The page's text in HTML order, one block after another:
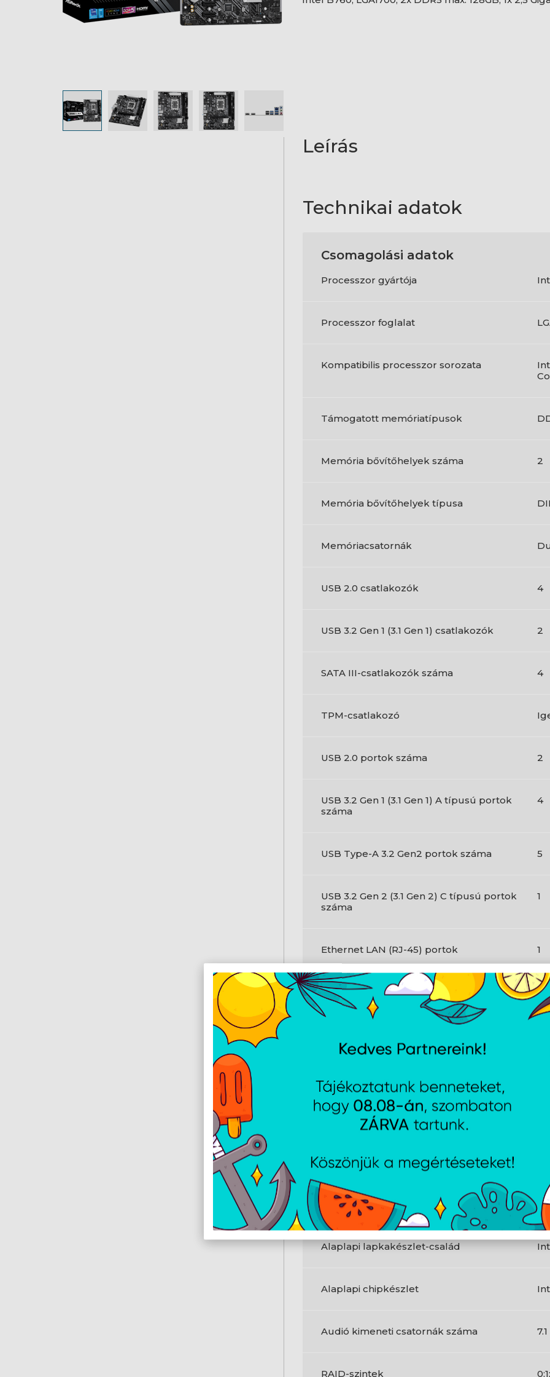
Leírás
Technikai adatok
Csomagolási adatok
Processzor gyártója
Processzor foglalat
Kompatibilis processzor sorozata
Támogatott memóriatípusok
Memória bővítőhelyek száma 2
Memória bővítőhelyek típusa
Memóriacsatornák
USB 2.0 csatlakozók 4
USB 3.2 Gen 1 (3.1 Gen 1) csatlakozók 2
SATA III-csatlakozók száma 4
TPM-csatlakozó
USB 2.0 portok száma 2
USB 3.2 Gen 1 (3.1 Gen 1) A típusú portok
száma
4
USB Type-A 3.2 Gen2 portok száma 5
USB 3.2 Gen 2 (3.1 Gen 2) C típusú portok
száma
1
Ethernet LAN (RJ-45) portok 1
PS/2 portok száma 1
Ethernet csatlakozó típusa
Ethernet/LAN csatlakozás
Alaplap kialakítása
Alaplapi lapkakészlet-család
Alaplapi chipkészlet
Audió kimeneti csatornák száma
RAID-szintek